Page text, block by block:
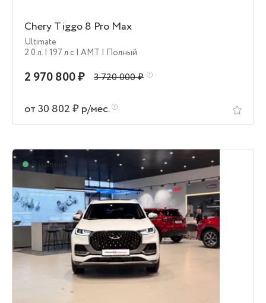
Chery Tiggo 8 Pro Max
Ultimate
2.0 л. | 197 л.c | AMT | Полный
2 970 800 ₽ 3 720 000 ₽
от 30 802 ₽ р/мес.
В наличии